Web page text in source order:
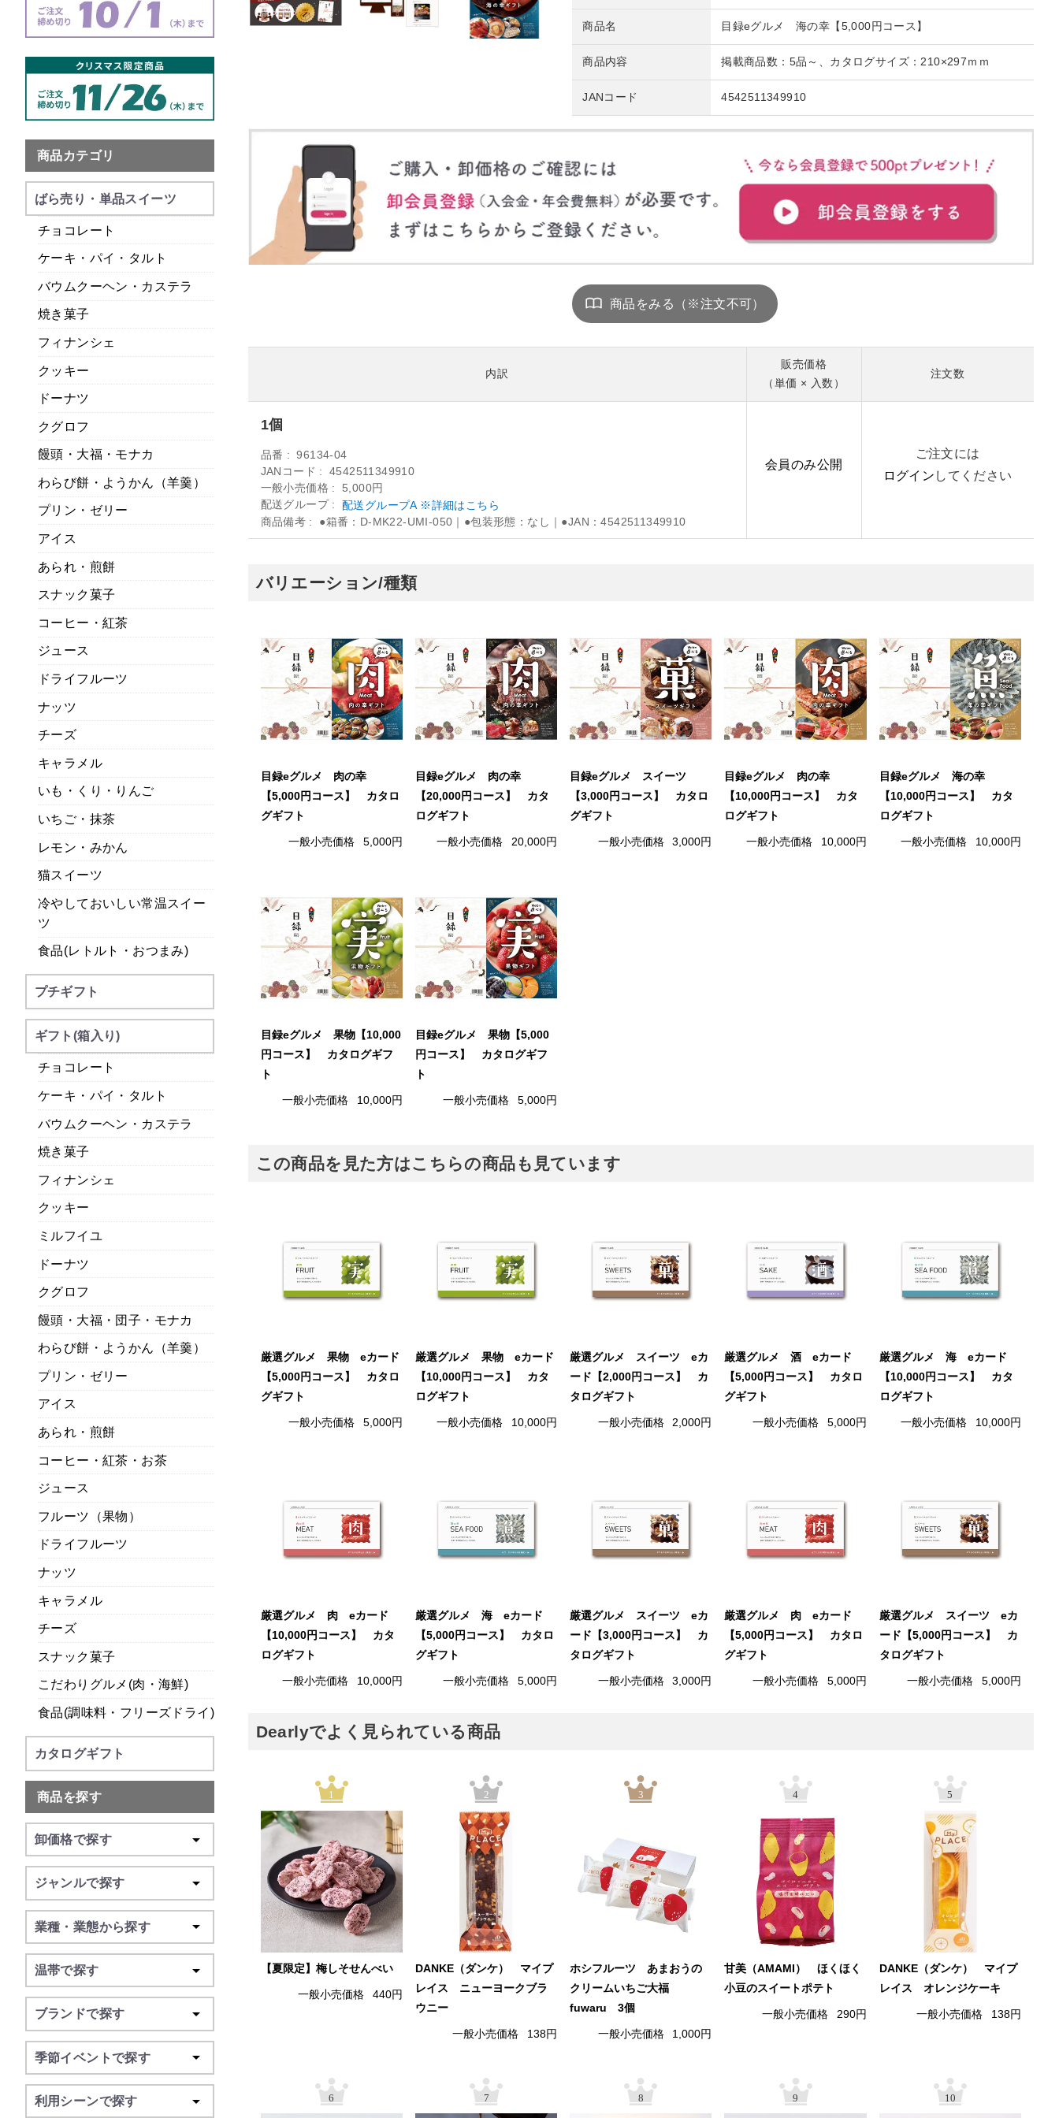
商品名 目録eグルメ 海の幸【5,000円コース】
商品内容 掲載商品数：5品～、カタログサイズ：210×297ｍｍ
JANコード 4542511349910
内訳
販売価格
（単価 × 入数）
注文数
1個
品番
96134-04
JANコード
4542511349910
一般小売価格
5,000円
配送グループ
配送グループA ※詳細はこちら
商品備考 ●箱番：D-MK22-UMI-050｜●包装形態：なし｜●JAN：4542511349910
会員のみ公開
ご注文には
ログイン してください
バリエーション/種類
目録eグルメ 肉の幸
【5,000円コース】 カタロ
グギフト
一般小売価格 5,000円
目録eグルメ 肉の幸
【20,000円コース】 カタ
ログギフト
一般小売価格 20,000円
目録eグルメ スイーツ
【3,000円コース】 カタロ
グギフト
一般小売価格 3,000円
目録eグルメ 肉の幸
【10,000円コース】 カタ
ログギフト
一般小売価格 10,000円
目録eグルメ 海の幸
【10,000円コース】 カタ
ログギフト
一般小売価格 10,000円
目録eグルメ 果物【10,000
円コース】 カタログギフ
ト
一般小売価格 10,000円
目録eグルメ 果物【5,000
円コース】 カタログギフ
ト
一般小売価格 5,000円
この商品を見た方はこちらの商品も見ています
厳選グルメ 果物 eカード
【5,000円コース】 カタロ
グギフト
一般小売価格 5,000円
厳選グルメ 果物 eカード
【10,000円コース】 カタ
ログギフト
一般小売価格 10,000円
厳選グルメ スイーツ eカ
ード【2,000円コース】 カ
タログギフト
一般小売価格 2,000円
厳選グルメ 酒 eカード
【5,000円コース】 カタロ
グギフト
一般小売価格 5,000円
厳選グルメ 海 eカード
【10,000円コース】 カタ
ログギフト
一般小売価格 10,000円
厳選グルメ 肉 eカード
【10,000円コース】 カタ
ログギフト
一般小売価格 10,000円
厳選グルメ 海 eカード
【5,000円コース】 カタロ
グギフト
一般小売価格 5,000円
厳選グルメ スイーツ eカ
ード【3,000円コース】 カ
タログギフト
一般小売価格 3,000円
厳選グルメ 肉 eカード
【5,000円コース】 カタロ
グギフト
一般小売価格 5,000円
厳選グルメ スイーツ eカ
ード【5,000円コース】 カ
タログギフト
一般小売価格 5,000円
Dearlyでよく見られている商品
1
【夏限定】梅しそせんべい
一般小売価格 440円
2
DANKE（ダンケ） マイプ
レイス ニューヨークブラ
ウニー
一般小売価格 138円
3
ホシフルーツ あまおうの
クリームいちご大福
fuwaru 3個
一般小売価格 1,000円
4
甘美（AMAMI） ほくほく
小豆のスイートポテト
一般小売価格 290円
5
DANKE（ダンケ） マイプ
レイス オレンジケーキ
一般小売価格 138円
6 7 8 9 10
商品カテゴリ
ばら売り・単品スイーツ
チョコレート
ケーキ・パイ・タルト
バウムクーヘン・カステラ
焼き菓子
フィナンシェ
クッキー
ドーナツ
クグロフ
饅頭・大福・モナカ
わらび餅・ようかん（羊羹）
プリン・ゼリー
アイス
あられ・煎餅
スナック菓子
コーヒー・紅茶
ジュース
ドライフルーツ
ナッツ
チーズ
キャラメル
いも・くり・りんご
いちご・抹茶
レモン・みかん
猫スイーツ
冷やしておいしい常温スイー
ツ
食品(レトルト・おつまみ)
プチギフト
ギフト(箱入り)
チョコレート
ケーキ・パイ・タルト
バウムクーヘン・カステラ
焼き菓子
フィナンシェ
クッキー
ミルフイユ
ドーナツ
クグロフ
饅頭・大福・団子・モナカ
わらび餅・ようかん（羊羹）
プリン・ゼリー
アイス
あられ・煎餅
コーヒー・紅茶・お茶
ジュース
フルーツ（果物）
ドライフルーツ
ナッツ
キャラメル
チーズ
スナック菓子
こだわりグルメ(肉・海鮮)
食品(調味料・フリーズドライ)
カタログギフト
商品を探す
卸価格で探す
ジャンルで探す
業種・業態から探す
温帯で探す
ブランドで探す
季節イベントで探す
利用シーンで探す